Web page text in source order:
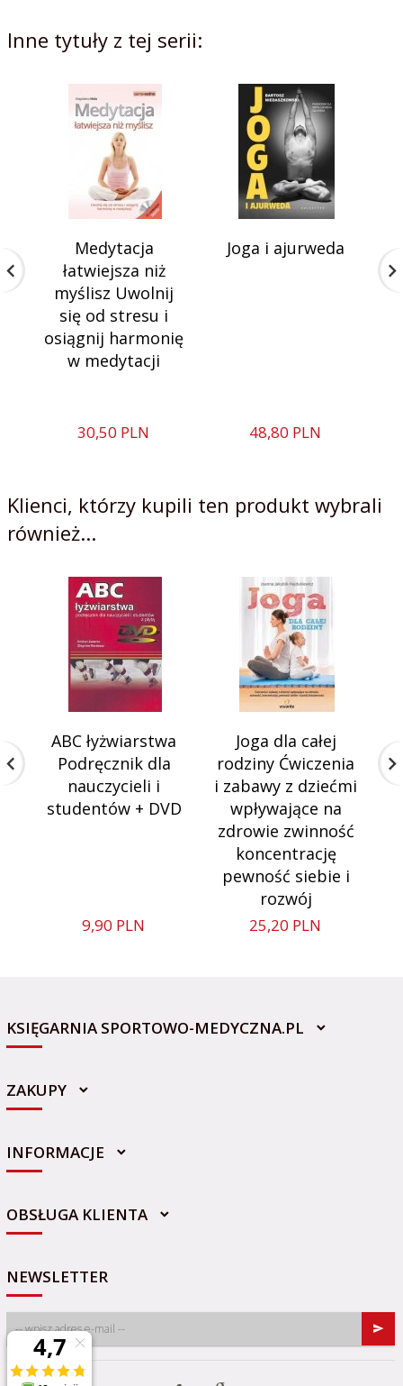
Inne tytuły z tej serii:
Medytacja
łatwiejsza niż
myślisz Uwolnij
się od stresu i
osiągnij harmonię
w medytacji
30,50 PLN
Joga i ajurweda
48,80 PLN
Klienci, którzy kupili ten produkt wybrali
również...
ABC łyżwiarstwa
Podręcznik dla
nauczycieli i
studentów + DVD
9,90 PLN
Joga dla całej
rodziny Ćwiczenia
i zabawy z dziećmi
wpływające na
zdrowie zwinność
koncentrację
pewność siebie i
rozwój
25,20 PLN
KSIĘGARNIA SPORTOWO-MEDYCZNA.PL
sklep@sportowo-medyczna.pl
ZAKUPY
INFORMACJE
OBSŁUGA KLIENTA
NEWSLETTER